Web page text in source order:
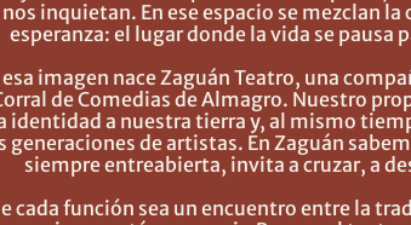
inquietan. En ese espacio se mezclan
esperanza: el lugar donde la vida se pausa
esa imagen nace Zaguán Teatro, una
de Comedias de Almagro. Nuestro
identidad a nuestra tierra y, al mismo
generaciones de artistas. En Zaguán
siempre entreabierta, invita a cruzar, a
cada función sea un encuentro entre la